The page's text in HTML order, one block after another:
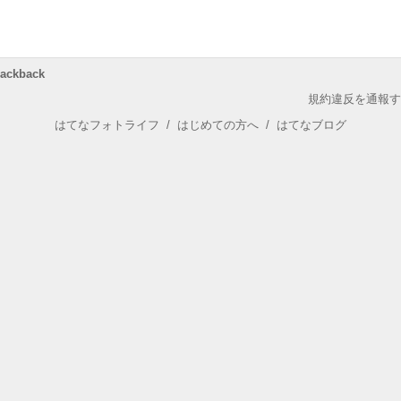
規約違反を通報
はてなフォトライフ / はじめての方へ / はてなブログ